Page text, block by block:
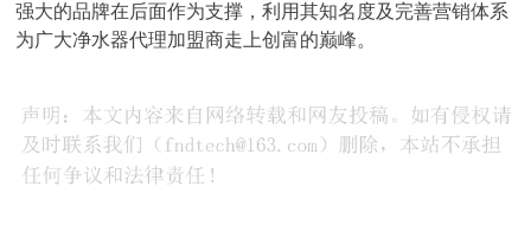
强大的品牌在后面作为支撑，利用其知名度及完善营销体系
为广大净水器代理加盟商走上创富的巅峰。